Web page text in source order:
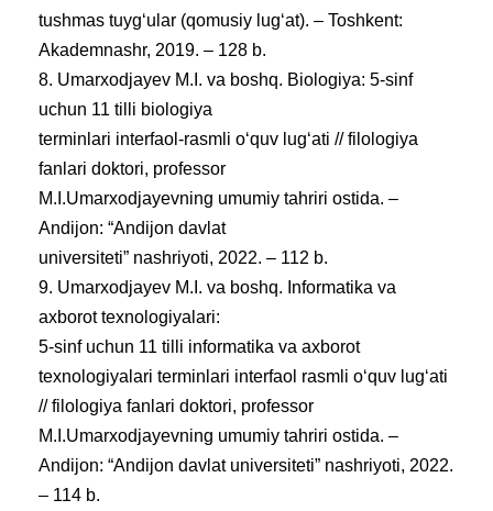
tushmas tuyg‘ular (qomusiy lug‘at). – Toshkent:
Akademnashr, 2019. – 128 b.
8. Umarxodjayev M.I. va boshq. Biologiya: 5-sinf
uchun 11 tilli biologiya
terminlari interfaol-rasmli oʻquv lugʻati // filologiya
fanlari doktori, professor
M.I.Umarxodjayevning umumiy tahriri ostida. –
Andijon: “Andijon davlat
universiteti” nashriyoti, 2022. – 112 b.
9. Umarxodjayev M.I. va boshq. Informatika va
axborot texnologiyalari:
5-sinf uchun 11 tilli informatika va axborot
texnologiyalari terminlari interfaol rasmli oʻquv lugʻati
// filologiya fanlari doktori, professor
M.I.Umarxodjayevning umumiy tahriri ostida. –
Andijon: “Andijon davlat universiteti” nashriyoti, 2022.
– 114 b.